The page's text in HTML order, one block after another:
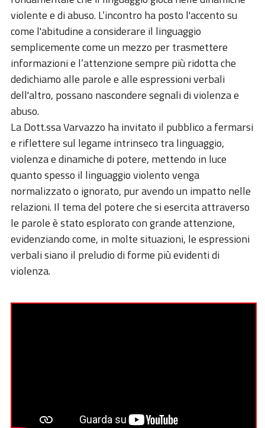
violente e di abuso. L’incontro ha posto l'accento su
come l'abitudine a considerare il linguaggio
semplicemente come un mezzo per trasmettere
informazioni e l’attenzione sempre più ridotta che
dedichiamo alle parole e alle espressioni verbali
dell'altro, possano nascondere segnali di violenza e
abuso.
La Dott.ssa Varvazzo ha invitato il pubblico a fermarsi
e riflettere sul legame intrinseco tra linguaggio,
violenza e dinamiche di potere, mettendo in luce
quanto spesso il linguaggio violento venga
normalizzato o ignorato, pur avendo un impatto nelle
relazioni. Il tema del potere che si esercita attraverso
le parole è stato esplorato con grande attenzione,
evidenziando come, in molte situazioni, le espressioni
verbali siano il preludio di forme più evidenti di
violenza.